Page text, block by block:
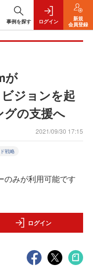
事例を探す ログイン
新規
会員登録
が
ジョンを起
グの支援へ
2021/09/30 17:15
戦略
のみが利用可能です
ログイン